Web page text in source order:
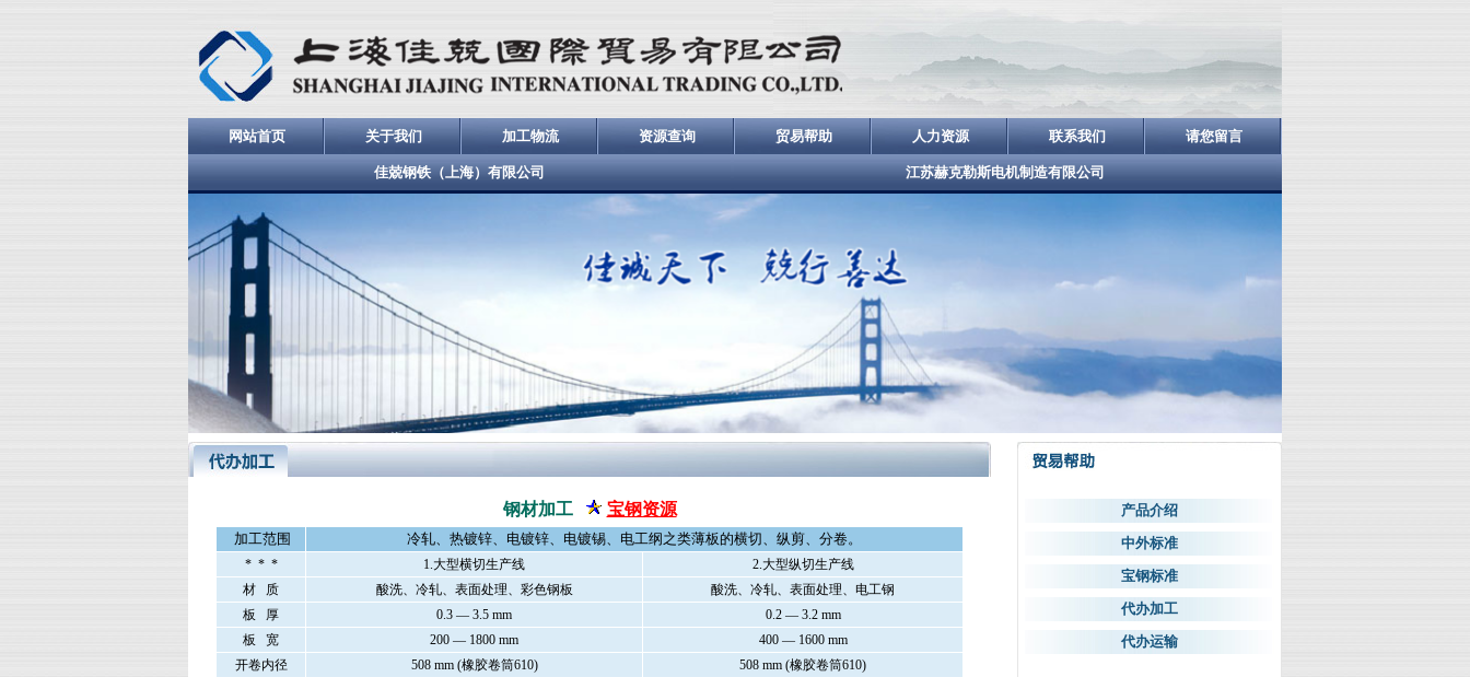
网站首页 关于我们 加工物流 资源查询 贸易帮助 人力资源 联系我们 请您留言
佳兢钢铁（上海）有限公司 江苏赫克勒斯电机制造有限公司
钢材加工 宝钢资源
加工范围 冷轧、热镀锌、电镀锌、电镀锡、电工纲之类薄板的横切、纵剪、分卷。
* * * 1.大型横切生产线
2.大型纵切生产线
材 质
酸洗、冷轧、表面处理、彩色钢板
酸洗、冷轧、表面处理、电工钢
板 厚
0.3 — 3.5 mm
0.2 — 3.2 mm
板 宽
200 — 1800 mm
400 — 1600 mm
开卷内径
508 mm (橡胶卷筒610)
508 mm (橡胶卷筒610)
产品介绍
中外标准
宝钢标准
代办加工
代办运输